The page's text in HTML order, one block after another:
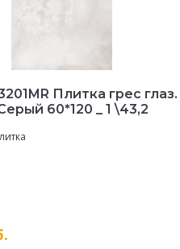
Плитка грес глаз.
60*120 _ 1 \43,2